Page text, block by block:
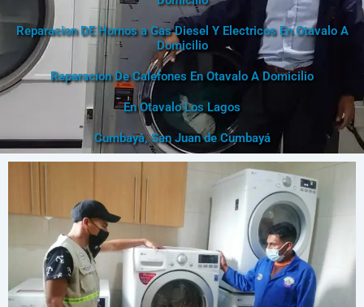
Reparacion DE Hornos a Gas Diesel Y Electricos En Otavalo A
Domicilio
Reparacion De Calefones En Otavalo A Domicilio
En Otavalo Los Lagos
Cumbayá, San Juan de Cumbayá